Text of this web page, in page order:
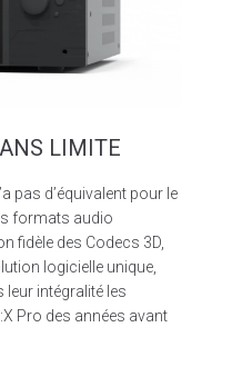
LIMITE
pas d’équivalent pour le
formats audio
fidèle des Codecs 3D,
logicielle unique,
intégralité les
Pro des années avant